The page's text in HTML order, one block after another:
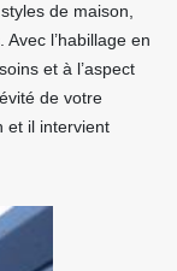
de maison,
l’habillage en
et à l’aspect
de votre
et il intervient